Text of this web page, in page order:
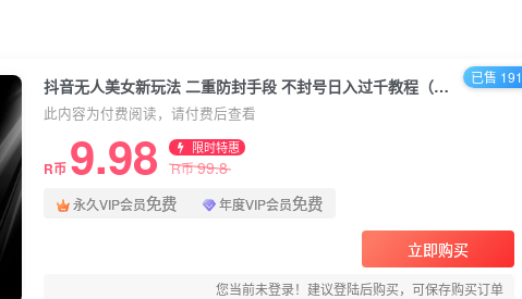
抖音无人美女新玩法 二重防封手段 不封号日入过千教程（软件+素材）
此内容为付费阅读，请付费后查看
R币 9.98 限时特惠
R币99.8
永久VIP会员免费 年度VIP会员免费
立即购买
您当前未登录！建议登陆后购买，可保存购买订单
已售 191